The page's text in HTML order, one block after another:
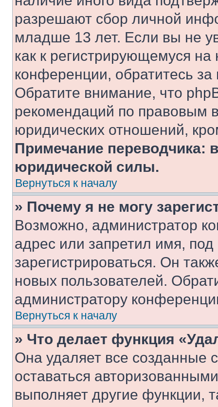
разрешают сбор личной
младше 13 лет. Если вы не
как к регистрирующемуся
конференции, обратитесь
Обратите внимание, что
рекомендаций по правовым
юридических отношений,
Примечание переводчика:
юридической силы.
Вернуться к началу
» Почему я не могу
Возможно, администратор
адрес или запретил имя,
зарегистрироваться. Он
новых пользователей.
администратору
Вернуться к началу
» Что делает функция
Она удаляет все созданные
оставаться
выполняет другие функции,